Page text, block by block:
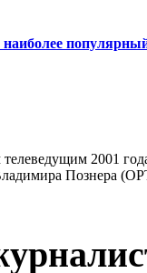
2001
Познера